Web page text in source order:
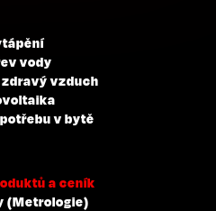
vody
zdravý vzduch
v bytě
a ceník
(Metrologie)